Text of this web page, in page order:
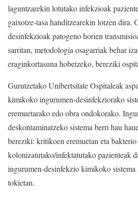
laguntzarekin lotutako infekzioak
gaixotze-tasa handitzearekin lotzen dira.
desinfekzioak patogeno horien
sarritan, metodologia osagarriak behar
eraginkortasuna hobetzeko, bereziki
Gurutzetako Unibertsitate Ospitaleak
kimikoko ingurumen-desinfekziorako
eremuetarako edo obra ondokorako.
deskontaminatzeko sistema berri hau
bereziki: kritikoen eremuetan eta
kolonizatutako/infektatutako pazienteak
ingurumen-desinfekzio kimikoko sistema
tokietan.